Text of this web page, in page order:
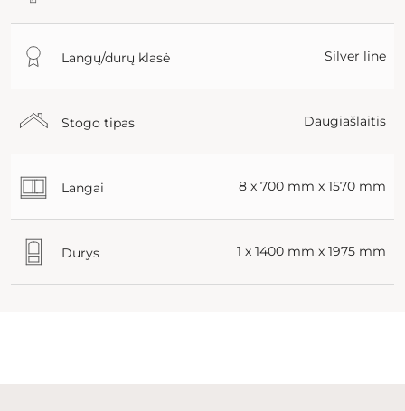
Langų/durų klasė Silver line
Stogo tipas Daugiašlaitis
Langai 8 x 700 mm x 1570 mm
Durys 1 x 1400 mm x 1975 mm